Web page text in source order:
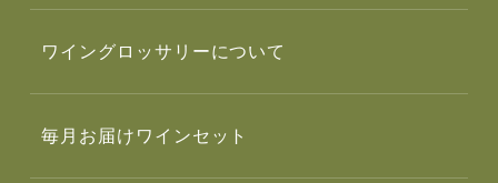
ワイングロッサリーについて
毎月お届けワインセット